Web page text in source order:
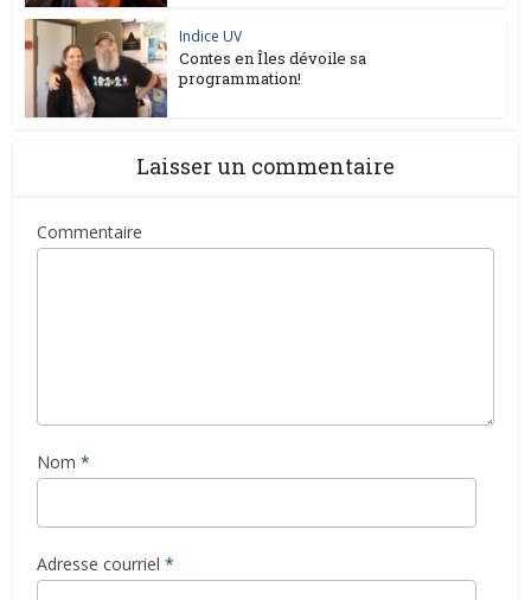
Indice UV
Contes en Îles dévoile sa
programmation!
Laisser un commentaire
Commentaire
Nom *
Adresse courriel *